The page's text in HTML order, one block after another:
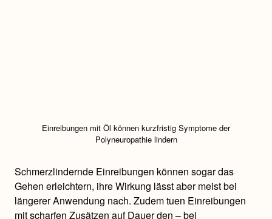
Einreibungen mit Öl können kurzfristig Symptome der
Polyneuropathie lindern
Schmerzlindernde Einreibungen können sogar das
Gehen erleichtern, ihre Wirkung lässt aber meist bei
längerer Anwendung nach. Zudem tuen Einreibungen
mit scharfen Zusätzen auf Dauer den – bei